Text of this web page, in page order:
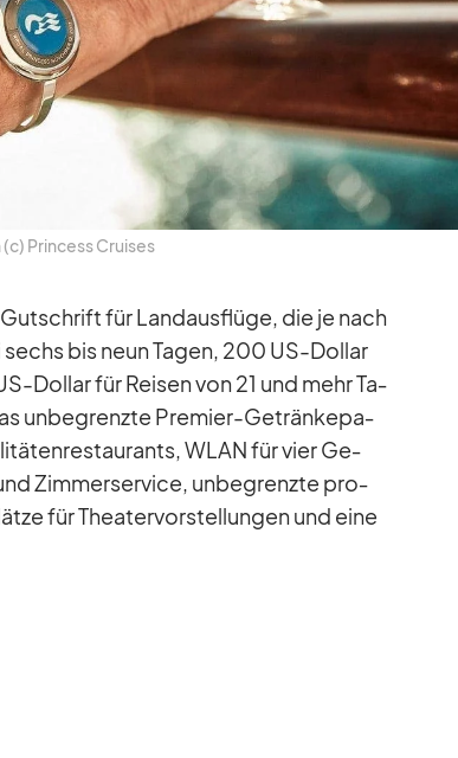
Prin­cess Crui­ses
für Land­aus­flüge, die je nach
bis neun Ta­gen, 200 US-Dol­lar
Dol­lar für Rei­sen von 21 und mehr Ta­
un­be­grenzte Pre­mier-Ge­trän­ke­pa­
WLAN für vier Ge­
Zim­mer­ser­vice, un­be­grenzte pro­
für Thea­ter­vor­stel­lun­gen und eine